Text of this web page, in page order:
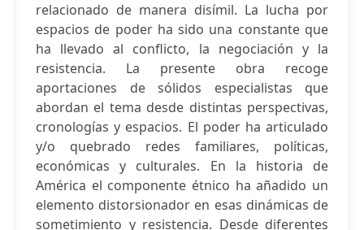
relacionado de manera disímil. La lucha por
espacios de poder ha sido una constante que
ha llevado al conflicto, la negociación y la
resistencia. La presente obra recoge
aportaciones de sólidos especialistas que
abordan el tema desde distintas perspectivas,
cronologías y espacios. El poder ha articulado
y/o quebrado redes familiares, políticas,
económicas y culturales. En la historia de
América el componente étnico ha añadido un
elemento distorsionador en esas dinámicas de
sometimiento y resistencia. Desde diferentes